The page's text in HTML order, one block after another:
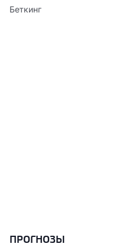
Беткинг
ПРОГНОЗЫ